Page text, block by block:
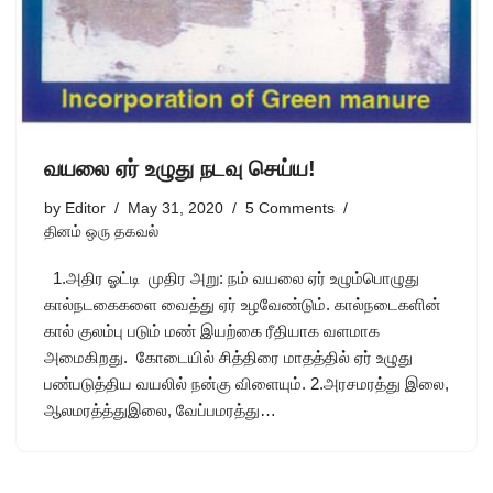
வயலை ஏர் உழுது நடவு செய்ய!
by Editor May 31, 2020
5 Comments
தினம் ஒரு தகவல்
1.அதிர ஓட்டி முதிர அறு: நம் வயலை ஏர் உழும்பொழுது
கால்நடகைகளை வைத்து ஏர் உழவேண்டும். கால்நடைகளின்
கால் குலம்பு படும் மண் இயற்கை ரீதியாக வளமாக
அமைகிறது. கோடையில் சித்திரை மாதத்தில் ஏர் உழுது
பண்படுத்திய வயலில் நன்கு விளையும். 2.அரசமரத்து இலை,
ஆலமரத்த்துஇலை, வேப்பமரத்து…